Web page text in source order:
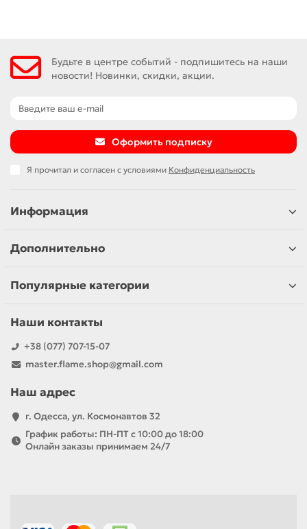
Будьте в центре событий - подпишитесь на наши
новости! Новинки, скидки, акции.
Оформить подписку
Я прочитал и согласен с условиями Конфиденциальность
Информация
Дополнительно
Популярные категории
Наши контакты
+38 (077) 707-15-07
master.flame.shop@gmail.com
Наш адрес
г. Одесса, ул. Космонавтов 32
График работы: ПН-ПТ с 10:00 до 18:00
Онлайн заказы принимаем 24/7